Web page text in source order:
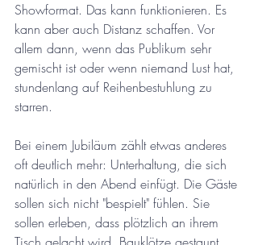
Showformat. Das kann funktionieren. Es
kann aber auch Distanz schaffen. Vor
allem dann, wenn das Publikum sehr
gemischt ist oder wenn niemand Lust hat,
stundenlang auf Reihenbestuhlung zu
starren.
Bei einem Jubiläum zählt etwas anderes
oft deutlich mehr: Unterhaltung, die sich
natürlich in den Abend einfügt. Die Gäste
sollen sich nicht "bespielt" fühlen. Sie
sollen erleben, dass plötzlich an ihrem